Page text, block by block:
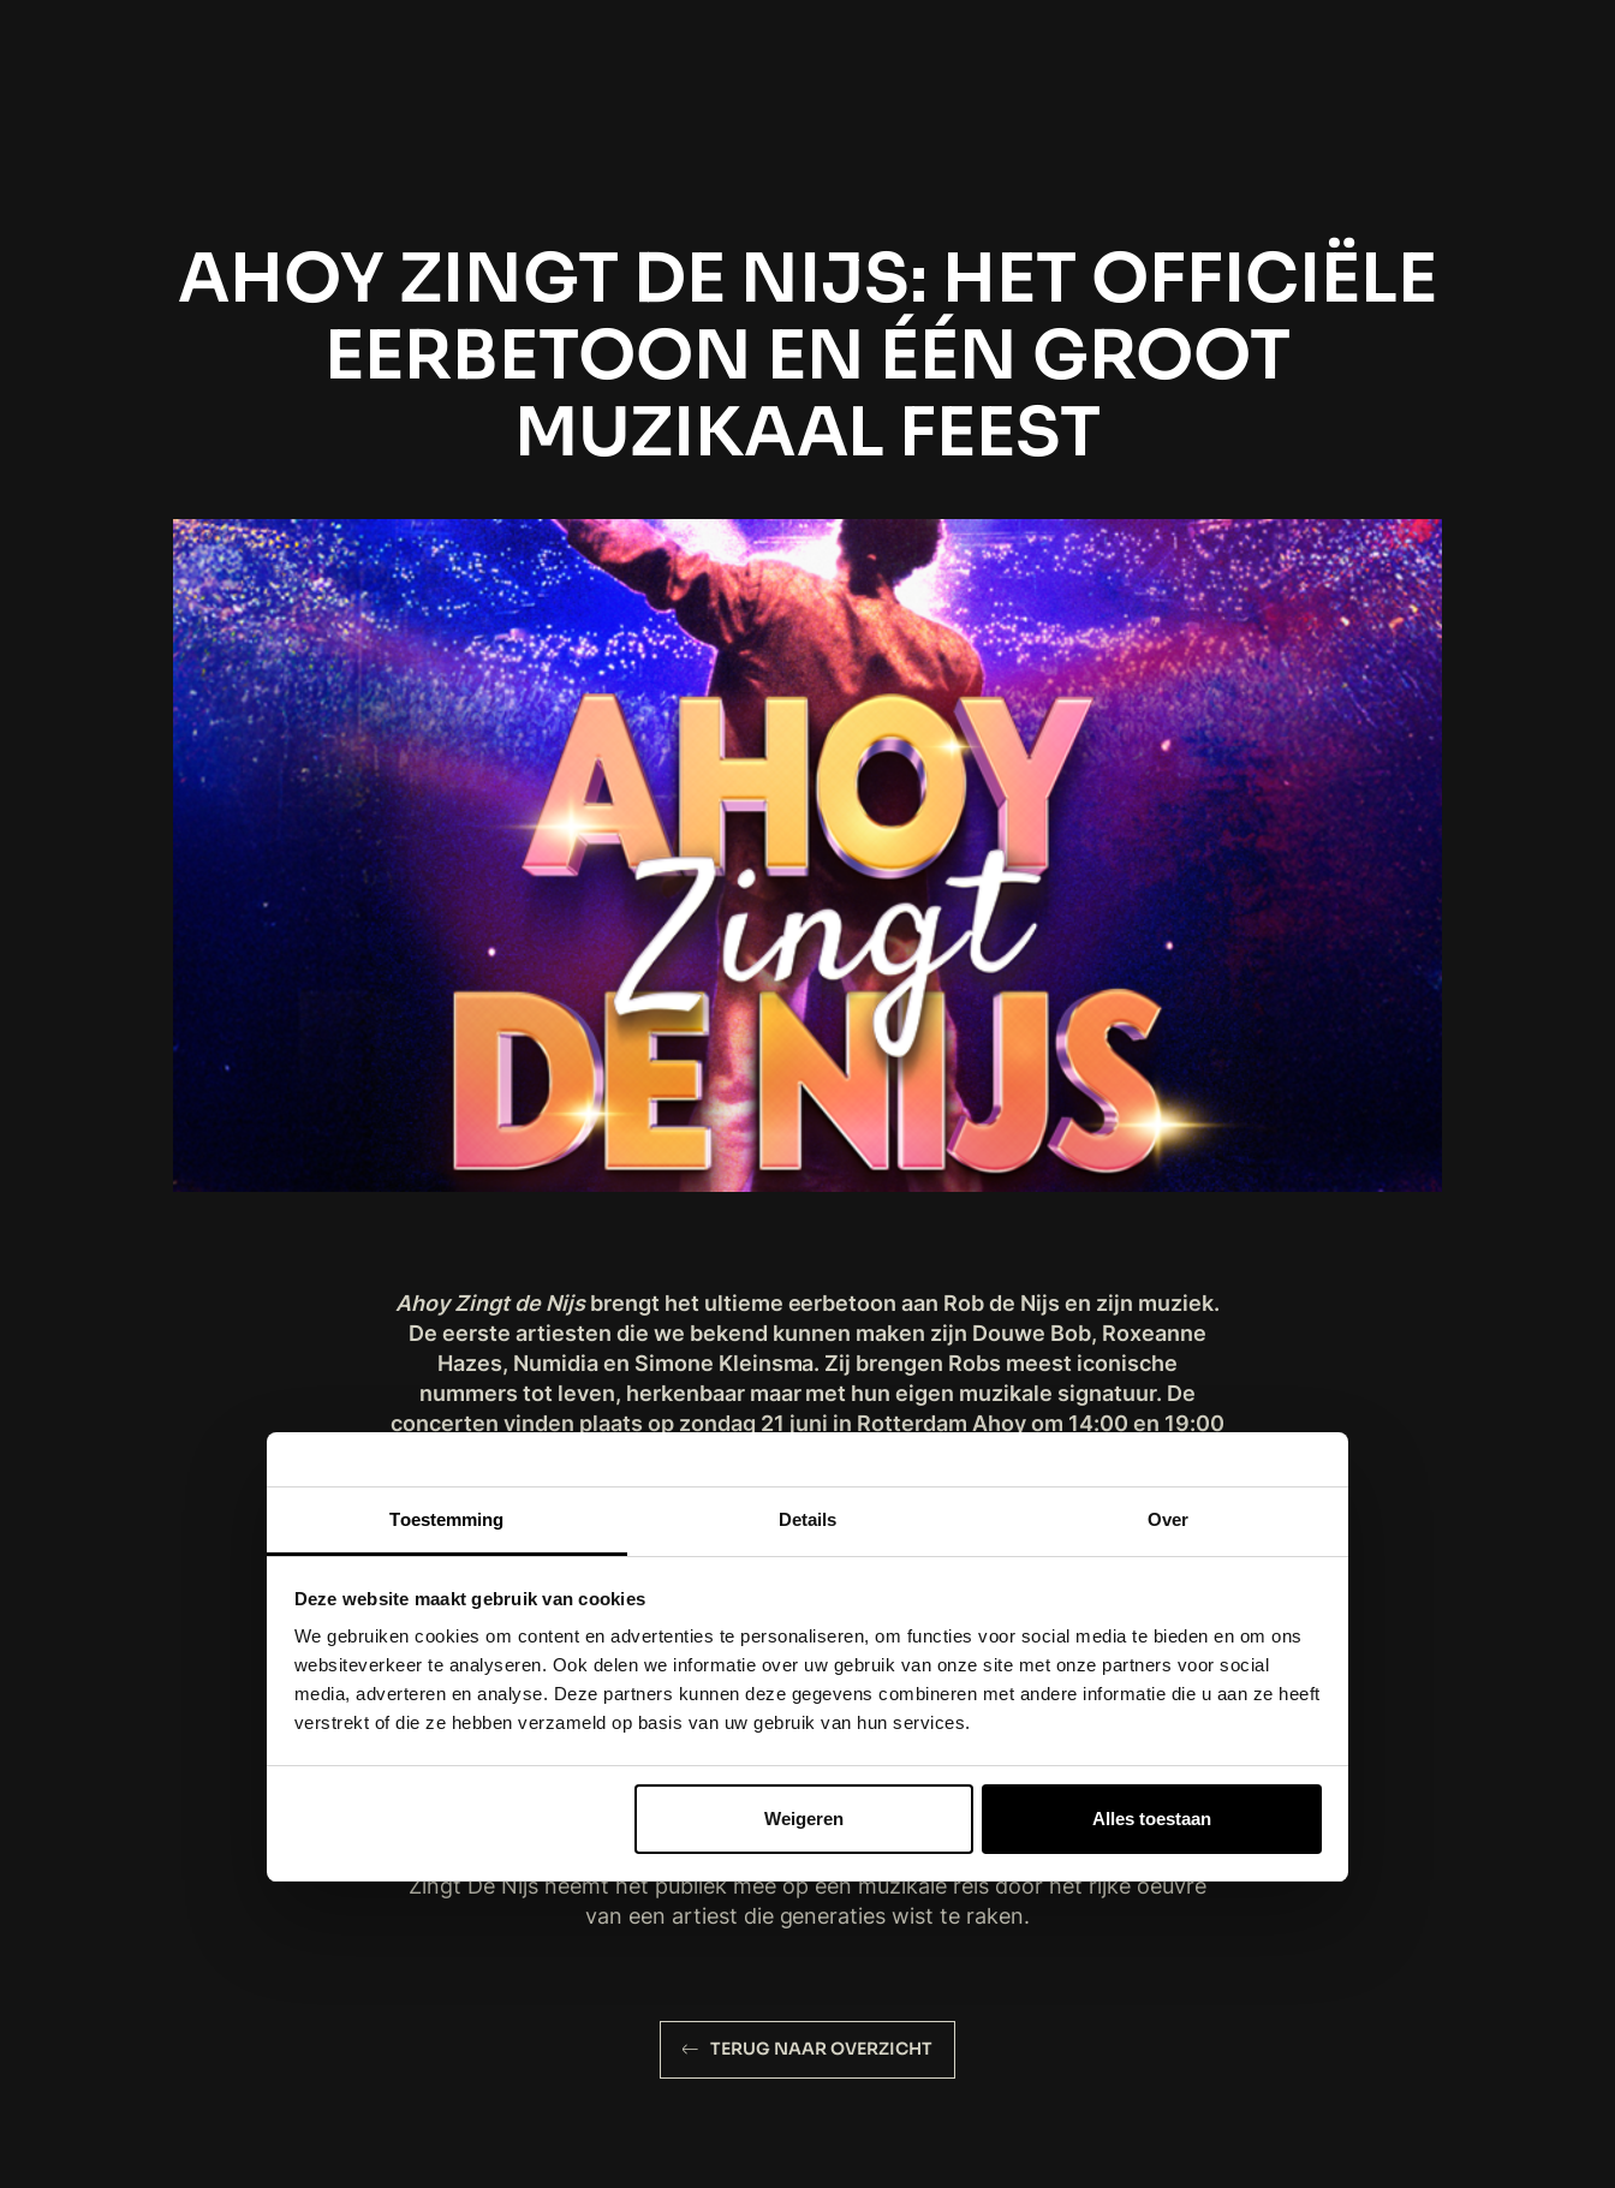
Toestemming Details Over
Deze website maakt gebruik van cookies
We gebruiken cookies om content en advertenties te personaliseren, om functies voor social media te bieden en om ons
websiteverkeer te analyseren. Ook delen we informatie over uw gebruik van onze site met onze partners voor social
media, adverteren en analyse. Deze partners kunnen deze gegevens combineren met andere informatie die u aan ze heeft
verstrekt of die ze hebben verzameld op basis van uw gebruik van hun services.
Weigeren Alles toestaan
AHOY ZINGT DE NIJS: HET OFFICIËLE
EERBETOON EN ÉÉN GROOT
MUZIKAAL FEEST
Ahoy Zingt de Nijsbrengt het ultieme eerbetoon aan Rob de Nijs en zijn muziek.
De eerste artiesten die we bekend kunnen maken zijn Douwe Bob, Roxeanne
Hazes, Numidia en Simone Kleinsma. Zij brengen Robs meest iconische
nummers tot leven, herkenbaar maar met hun eigen muzikale signatuur. De
concerten vinden plaats op zondag 21 juni in Rotterdam Ahoy om 14:00 en 19:00
seated en de kaartverkoop is geopend. Voor meer informatie en kaartverkoop:
www.ahoyzingtdenijs.nl
artiesten in een groot concert, vind ik helemaal geweldig. En het is ook zo
bijzonder dat elke artiest zijn of haar eigen draai eraan zal geven. We hoeven Rob
niet te imiteren, zijn muziek blijft leven en daar ben ik heel trots op.”
Ahoy Zingt de Nijs
Tijdens deze unieke hommage staat het indrukwekkende muzikale erfgoed van
Rob de Nijs centraal. Zijn tijdloze liedjes, van ontroerende ballads
tot de klassiekers die iedereen kan meezingen: ‘Malle Babbe’, ‘Banger Hart’, ‘Het
werd zomer’, ‘Niet voor het laatst’, ‘Ritme van de regen’ en nog vele andere. Ahoy
Zingt De Nijs neemt het publiek mee op een muzikale reis door het rijke oeuvre
van een artiest die generaties wist te raken.
TERUG NAAR OVERZICHT